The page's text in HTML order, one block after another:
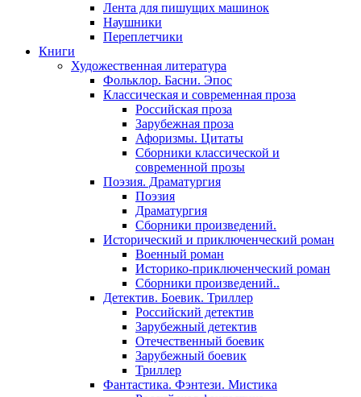
Лента для пишущих машинок
Наушники
Переплетчики
Книги
Художественная литература
Фольклор. Басни. Эпос
Классическая и современная проза
Российская проза
Зарубежная проза
Афоризмы. Цитаты
Сборники классической и
современной прозы
Поэзия. Драматургия
Поэзия
Драматургия
Сборники произведений.
Исторический и приключенческий роман
Военный роман
Историко-приключенческий роман
Сборники произведений..
Детектив. Боевик. Триллер
Российский детектив
Зарубежный детектив
Отечественный боевик
Зарубежный боевик
Триллер
Фантастика. Фэнтези. Мистика